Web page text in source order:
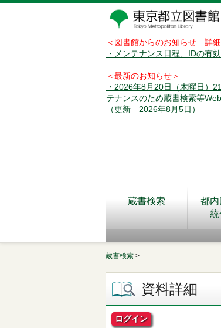
＜図書館からのお知らせ 詳
・メンテナンス日程、IDの有
＜最新のお知らせ＞
・2026年8月20日（木曜日）
テナンスのため蔵書検索等
（更新 2026年8月5日）
蔵書検索
都
統
蔵書検索 >
資料詳細
ログイン